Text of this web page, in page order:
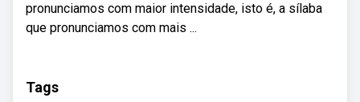
pronunciamos com maior intensidade, isto é, a sílaba
que pronunciamos com mais ...
Tags